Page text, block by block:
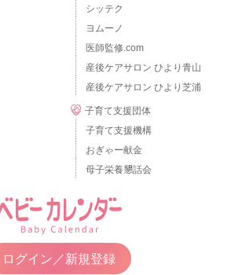
シッテク
ヨムーノ
医師監修.com
産後ケアサロン ひより青山
産後ケアサロン ひより芝浦
子育て支援団体
子育て支援機構
おぎゃー献金
母子栄養懇話会
ログイン／新規登録